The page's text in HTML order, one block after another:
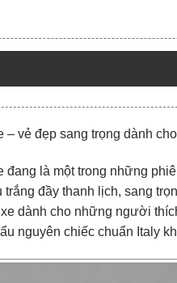
vẻ đẹp sang trọng dành
đang là một trong những
đầy thanh lịch, sang
dành cho những người
nguyên chiếc chuẩn Italy